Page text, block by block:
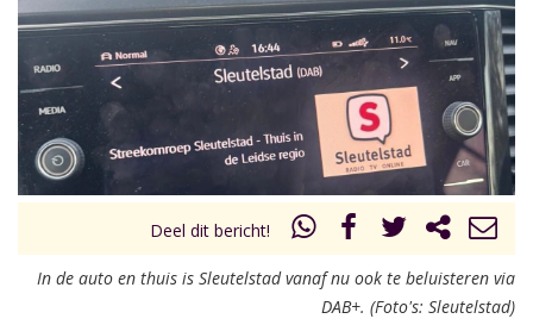
12.00 - 18.00 uur
Vorig uur
uur 1 van 0 Volgend uur
Deel dit bericht!
In de auto en thuis is Sleutelstad vanaf nu ook te beluisteren via
DAB+. (Foto's: Sleutelstad)